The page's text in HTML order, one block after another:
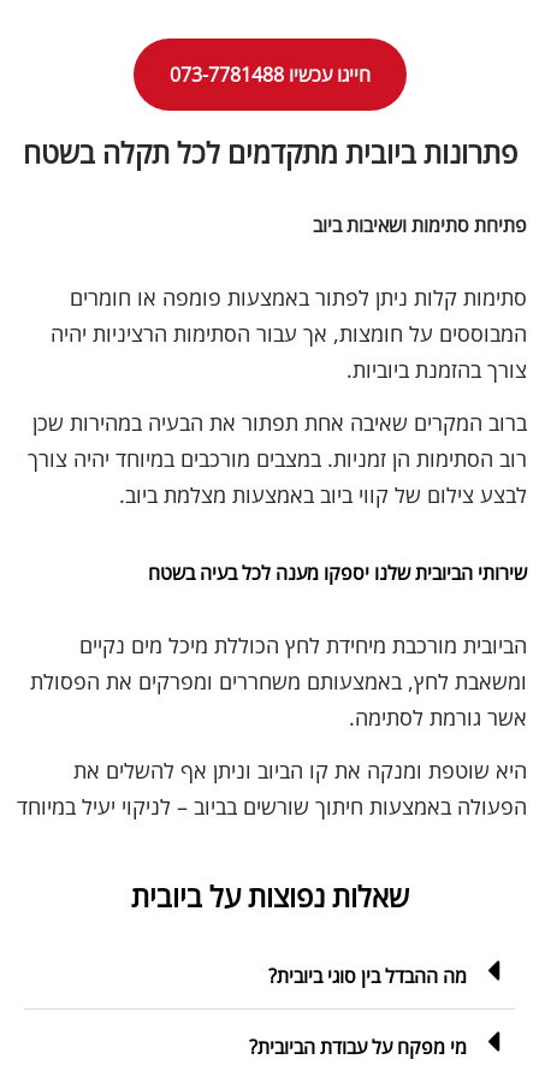
חייגו עכשיו 073-7781488
פתרונות ביובית מתקדמים לכל תקלה בשטח
פתיחת סתימות ושאיבות ביוב
סתימות קלות ניתן לפתור באמצעות פומפה או חומרים
המבוססים על חומצות, אך עבור הסתימות הרציניות יהיה
צורך בהזמנת ביוביות.
ברוב המקרים שאיבה אחת תפתור את הבעיה במהירות שכן
רוב הסתימות הן זמניות. במצבים מורכבים במיוחד יהיה צורך
לבצע צילום של קווי ביוב באמצעות מצלמת ביוב.
שירותי הביובית שלנו יספקו מענה לכל בעיה בשטח
הביובית מורכבת מיחידת לחץ הכוללת מיכל מים נקיים
ומשאבת לחץ, באמצעותם משחררים ומפרקים את הפסולת
אשר גורמת לסתימה.
היא שוטפת ומנקה את קו הביוב וניתן אף להשלים את
הפעולה באמצעות חיתוך שורשים בביוב – לניקוי יעיל במיוחד
שאלות נפוצות על ביובית
מה ההבדל בין סוגי ביובית?
מי מפקח על עבודת הביובית?